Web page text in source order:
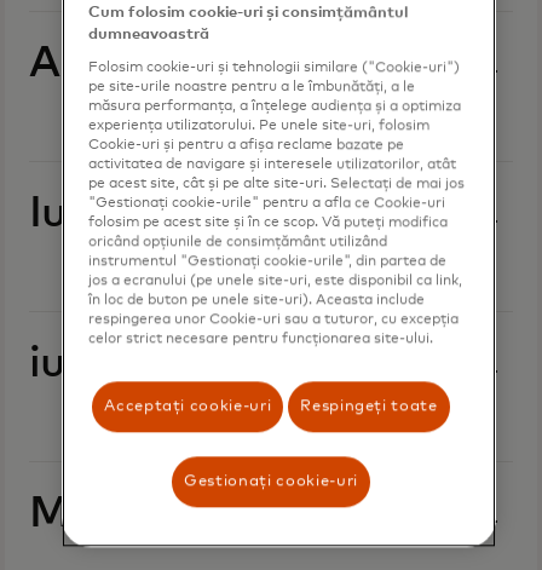
August 2025
Iulie 2025
iunie 2025
Mai 2025
Cum folosim cookie-uri și consimțământul
dumneavoastră
Folosim cookie-uri și tehnologii similare ("Cookie-uri")
pe site-urile noastre pentru a le îmbunătăți, a le
măsura performanța, a înțelege audiența și a optimiza
experiența utilizatorului. Pe unele site-uri, folosim
Cookie-uri și pentru a afișa reclame bazate pe
activitatea de navigare și interesele utilizatorilor, atât
pe acest site, cât și pe alte site-uri. Selectați de mai jos
"Gestionați cookie-urile" pentru a afla ce Cookie-uri
folosim pe acest site și în ce scop. Vă puteți modifica
oricând opțiunile de consimțământ utilizând
instrumentul "Gestionați cookie-urile", din partea de
jos a ecranului (pe unele site-uri, este disponibil ca link,
în loc de buton pe unele site-uri). Aceasta include
respingerea unor Cookie-uri sau a tuturor, cu excepția
celor strict necesare pentru funcționarea site-ului.
Acceptați cookie-uri Respingeți toate
Gestionați cookie-uri